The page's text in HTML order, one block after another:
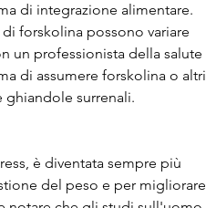
di integrazione alimentare.
forskolina possono variare
un professionista della salute
di assumere forskolina o altri
surrenali.
è diventata sempre più
del peso e per migliorare